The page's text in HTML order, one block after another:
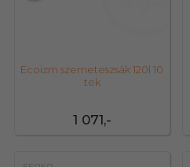
1 071,-
Ecoizm szemeteszsák 120l 10
tek